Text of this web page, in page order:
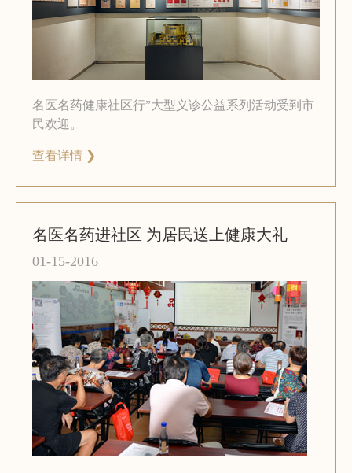
名医名药健康社区行”大型义诊公益系列活动受到市
民欢迎。
查看详情 ❯
名医名药进社区 为居民送上健康大礼
01-15-2016